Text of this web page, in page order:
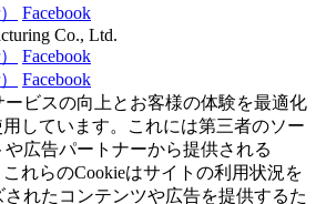
Facebook
Co., Ltd.
Facebook
Facebook
ビスの向上とお客様の体験を最適化
しています。これには第三者のソー
広告パートナーから提供される
れらのCookieはサイトの利用状況を
れたコンテンツや広告を提供するた